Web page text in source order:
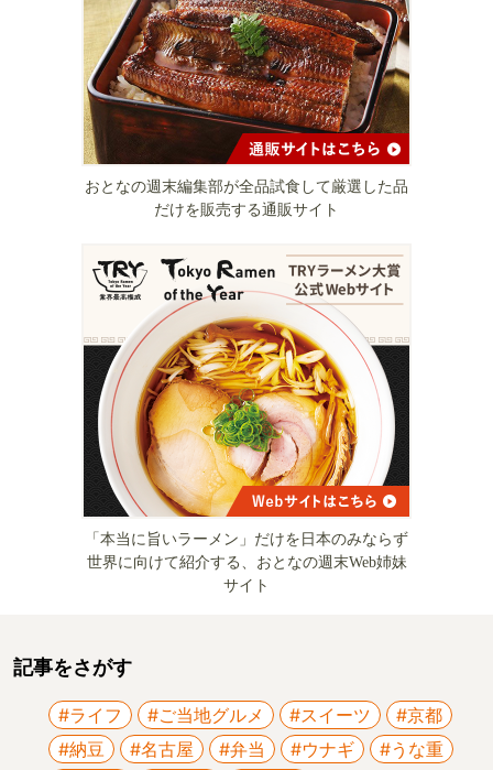
おとなの週末編集部が全品試食して厳選した品
だけを販売する通販サイト
「本当に旨いラーメン」だけを日本のみならず
世界に向けて紹介する、おとなの週末Web姉妹
サイト
記事をさがす
#ライフ #ご当地グルメ #スイーツ
#京都
#納豆
#名古屋 #弁当 #ウナギ
#うな重